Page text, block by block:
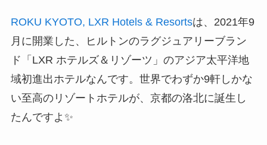
ROKU KYOTO, LXR Hotels & Resortsは、2021年9
月に開業した、ヒルトンのラグジュアリーブラン
ド「LXR ホテルズ＆リゾーツ」のアジア太平洋地
域初進出ホテルなんです。世界でわずか9軒しかな
い至高のリゾートホテルが、京都の洛北に誕生し
たんですよ✨